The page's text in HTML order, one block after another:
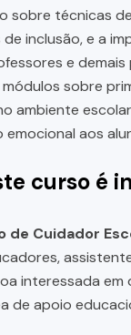
sobre técnicas
inclusão, e a
e demais
sobre
ambiente
aos
curso é
de Cuidador
interessada em
de apoio